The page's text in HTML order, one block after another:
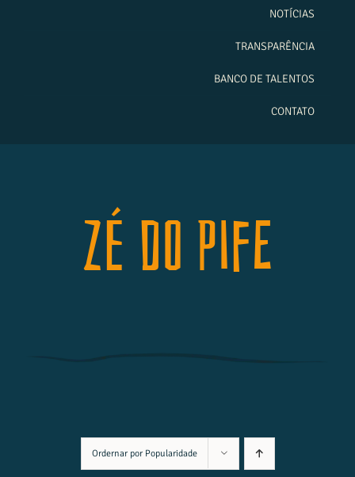
NOTÍCIAS
TRANSPARÊNCIA
BANCO DE TALENTOS
CONTATO
Zé do Pife
Ordernar por Popularidade